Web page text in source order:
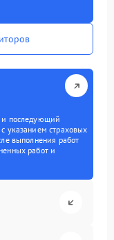
и последующий
указанием страховых
выполнения работ
работ и